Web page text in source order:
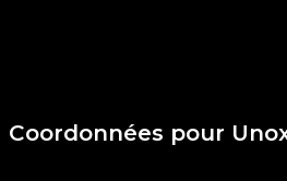
Coordonnées pour